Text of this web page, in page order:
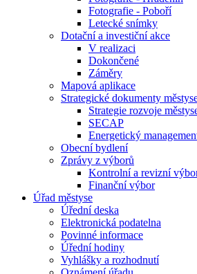
Fotografie - Poboří
Letecké snímky
Dotační a investiční akce
V realizaci
Dokončené
Záměry
Mapová aplikace
Strategické dokumenty
Strategie rozvoje
SECAP
Energetický
Obecní bydlení
Zprávy z výborů
Kontrolní a revizní
Finanční výbor
Úřad městyse
Úřední deska
Elektronická podatelna
Povinné informace
Úřední hodiny
Vyhlášky a rozhodnutí